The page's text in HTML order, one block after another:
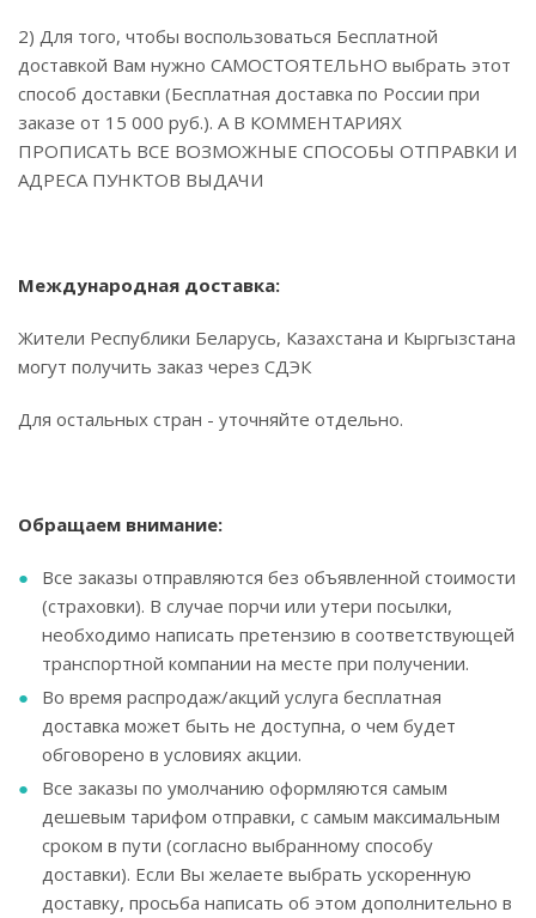
2) Для того, чтобы воспользоваться Бесплатной
доставкой Вам нужно САМОСТОЯТЕЛЬНО выбрать этот
способ доставки (Бесплатная доставка по России при
заказе от 15 000 руб.). А В КОММЕНТАРИЯХ
ПРОПИСАТЬ ВСЕ ВОЗМОЖНЫЕ СПОСОБЫ ОТПРАВКИ И
АДРЕСА ПУНКТОВ ВЫДАЧИ
Международная доставка:
Жители Республики Беларусь, Казахстана и Кыргызстана
могут получить заказ через СДЭК
Для остальных стран - уточняйте отдельно.
Обращаем внимание:
Все заказы отправляются без объявленной стоимости
(страховки). В случае порчи или утери посылки,
необходимо написать претензию в соответствующей
транспортной компании на месте при получении.
Во время распродаж/акций услуга бесплатная
доставка может быть не доступна, о чем будет
обговорено в условиях акции.
Все заказы по умолчанию оформляются самым
дешевым тарифом отправки, с самым максимальным
сроком в пути (согласно выбранному способу
доставки). Если Вы желаете выбрать ускоренную
доставку, просьба написать об этом дополнительно в